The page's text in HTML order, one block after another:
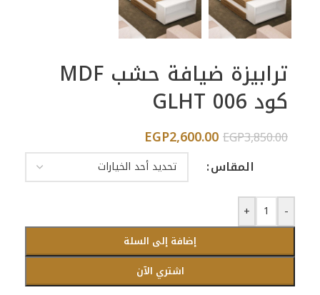
ترابيزة ضيافة حشب MDF
كود GLHT 006
EGP3,850.00
EGP2,600.00
المقاس
-
+
إضافة إلى السلة
اشتري الآن